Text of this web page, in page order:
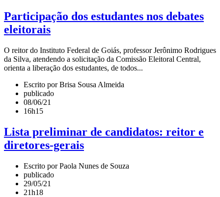
Participação dos estudantes nos debates
eleitorais
O reitor do Instituto Federal de Goiás, professor Jerônimo Rodrigues
da Silva, atendendo a solicitação da Comissão Eleitoral Central,
orienta a liberação dos estudantes, de todos...
Escrito por Brisa Sousa Almeida
publicado
08/06/21
16h15
Lista preliminar de candidatos: reitor e
diretores-gerais
Escrito por Paola Nunes de Souza
publicado
29/05/21
21h18